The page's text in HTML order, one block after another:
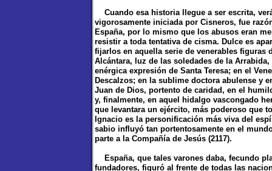
Cuando esa historia llegue a ser escrita,
vigorosamente iniciada por Cisneros, fue
España, por lo mismo que los abusos eran
resistir a toda tentativa de cisma. Dulce es
fijarlos en aquella serie de venerables figuras
Alcántara, luz de las soledades de la
enérgica expresión de Santa Teresa; en el
Descalzos; en la sublime doctora abulense y
Juan de Dios, portento de caridad, en el
y, finalmente, en aquel hidalgo vascongado
que levantara un ejército, más poderoso que
Ignacio es la personificación más viva del
sabio influyó tan portentosamente en el
parte a la Compañía de Jesús (2117).
España, que tales varones daba, fecundo
fundadores, figuró al frente de todas las